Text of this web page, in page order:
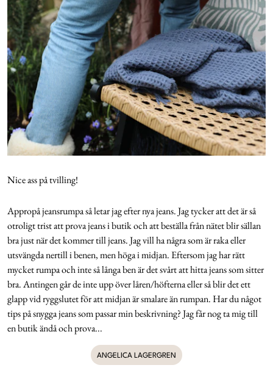
Nice ass på tvilling!
Appropå jeansrumpa så letar jag efter nya jeans. Jag tycker att det är så
otroligt trist att prova jeans i butik och att beställa från nätet blir sällan
bra just när det kommer till jeans. Jag vill ha några som är raka eller
utsvängda nertill i benen, men höga i midjan. Eftersom jag har rätt
mycket rumpa och inte så långa ben är det svårt att hitta jeans som sitter
bra. Antingen går de inte upp över låren/höfterna eller så blir det ett
glapp vid ryggslutet för att midjan är smalare än rumpan. Har du något
tips på snygga jeans som passar min beskrivning? Jag får nog ta mig till
en butik ändå och prova...
ANGELICA LAGERGREN